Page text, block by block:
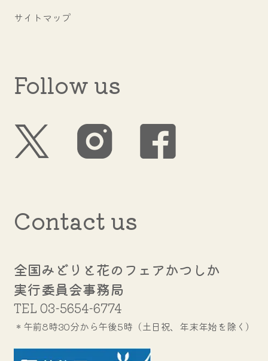
サイトマップ
Follow us
Contact us
全国みどりと花のフェアかつしか
実行委員会事務局
TEL 03-5654-6774
＊午前8時30分から午後5時（土日祝、年末年始を除く）